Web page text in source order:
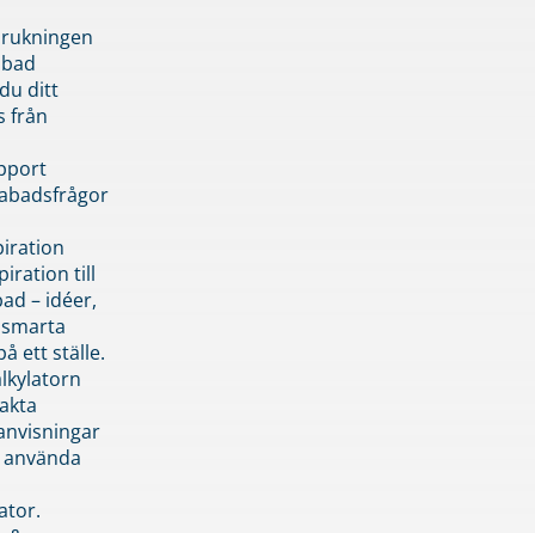
ditt
från
till
– idéer,
ett ställe.